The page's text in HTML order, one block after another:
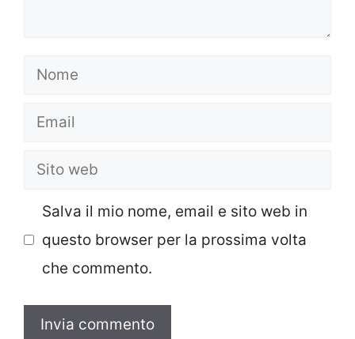
Nome
Email
Sito
Salva il mio nome, email e sito web in
questo browser per la prossima volta
che commento.